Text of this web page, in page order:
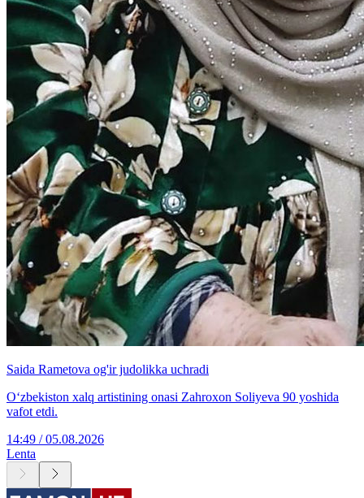
Saida Rametova og'ir judolikka uchradi
O‘zbekiston xalq artistining onasi Zahroxon Soliyeva 90 yoshida
vafot etdi.
14:49 / 05.08.2026
Lenta